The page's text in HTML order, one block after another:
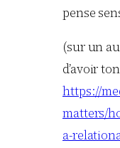
pense
(sur un
d’avoir
https://
matters/
a-